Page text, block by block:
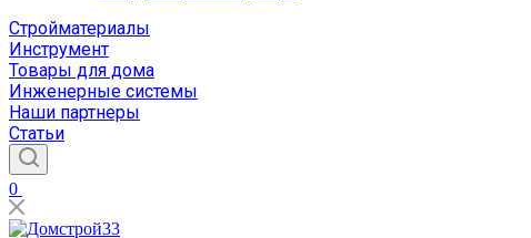
Стройматериалы
Инструмент
Товары для дома
Инженерные системы
Наши партнеры
Статьи
0